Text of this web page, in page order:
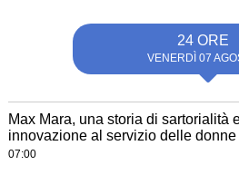
24 ORE
VENERDÌ 07
Max Mara, una storia di sartorialità
innovazione al servizio delle donne
07:00